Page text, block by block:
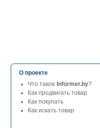
О проекте
Что такое Informer.by?
Как продвигать товар
Как покупать
Как искать товар